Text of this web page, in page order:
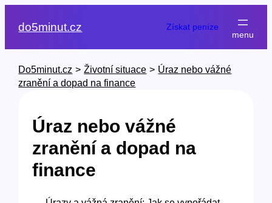
do5minut.cz Získat peníze
Do5minut.cz > Životní situace > Úraz nebo vážné
zranění a dopad na finance
Úraz nebo vážné
zranění a dopad na
finance